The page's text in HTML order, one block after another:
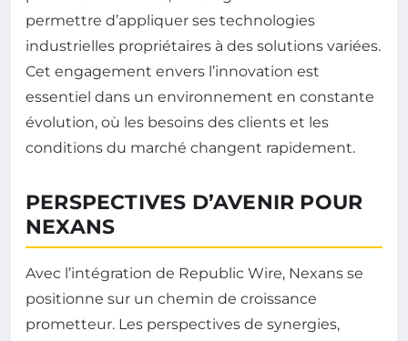
permettre d’appliquer ses technologies
industrielles propriétaires à des solutions variées.
Cet engagement envers l’innovation est
essentiel dans un environnement en constante
évolution, où les besoins des clients et les
conditions du marché changent rapidement.
PERSPECTIVES D’AVENIR POUR
NEXANS
Avec l’intégration de Republic Wire, Nexans se
positionne sur un chemin de croissance
prometteur. Les perspectives de synergies,